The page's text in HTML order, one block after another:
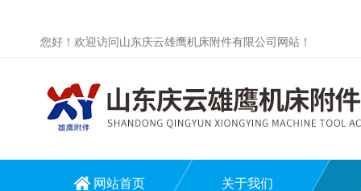
您好！欢迎访问山东庆云雄鹰机床附件有限公司网站！
网站首页 关于我们